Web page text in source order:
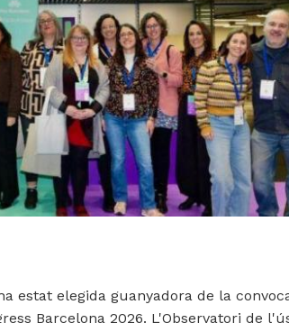
estat elegida guanyadora de la
Barcelona 2026. L'Observatori de